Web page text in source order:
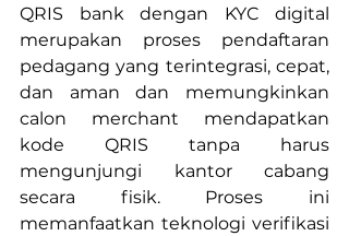
QRIS bank dengan KYC digital
merupakan proses pendaftaran
pedagang yang terintegrasi, cepat,
dan aman dan memungkinkan
calon merchant mendapatkan
kode QRIS tanpa harus
mengunjungi kantor cabang
secara fisik. Proses ini
memanfaatkan teknologi verifikasi